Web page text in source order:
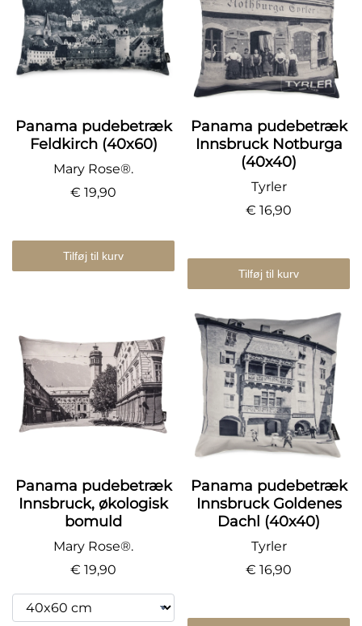
Panama pudebetræk
Feldkirch (40x60)
Mary Rose®.
€ 19,90
Tilføj til kurv
Panama pudebetræk
Innsbruck Notburga
(40x40)
Tyrler
€ 16,90
Tilføj til kurv
Panama pudebetræk
Innsbruck, økologisk
bomuld
Mary Rose®.
€ 19,90
Panama pudebetræk
Innsbruck Goldenes
Dachl (40x40)
Tyrler
€ 16,90